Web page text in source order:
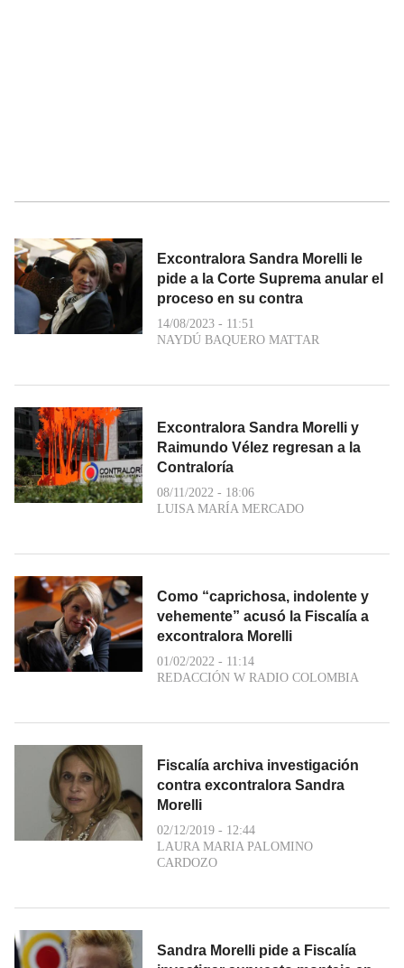
Excontralora Sandra Morelli le
pide a la Corte Suprema anular el
proceso en su contra
14/08/2023 - 11:51
NAYDÚ BAQUERO MATTAR
Excontralora Sandra Morelli y
Raimundo Vélez regresan a la
Contraloría
08/11/2022 - 18:06
LUISA MARÍA MERCADO
Como “caprichosa, indolente y
vehemente” acusó la Fiscalía a
excontralora Morelli
01/02/2022 - 11:14
REDACCIÓN W RADIO COLOMBIA
Fiscalía archiva investigación
contra excontralora Sandra
Morelli
02/12/2019 - 12:44
LAURA MARIA PALOMINO
CARDOZO
Sandra Morelli pide a Fiscalía